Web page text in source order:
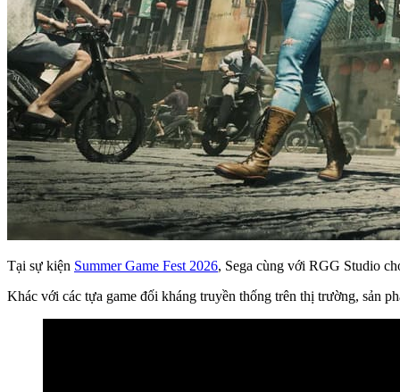
Tại sự kiện Summer Game Fest 2026, Sega cùng với RGG Studio
Khác với các tựa game đối kháng truyền thống trên thị trường, sản